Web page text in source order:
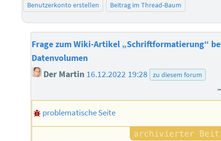
Benutzerkonto erstellen
Beitrag im Thread-Baum
Frage zum Wiki-Artikel „Schriftformatierung“
Datenvolumen
Der Martin 16.12.2022 19:28 zu diesem forum
problematische Seite